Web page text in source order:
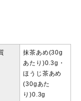
抹茶あめ(30g
あたり)0.3g・
ほうじ茶あめ
(30gあた
り)0.3g